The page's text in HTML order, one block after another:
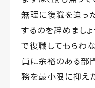
無理に復職を迫っ
するのを辞めましょ
で復職してもらわ
員に余裕のある部
務を最小限に抑え